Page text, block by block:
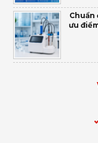
Chuẩn
ưu